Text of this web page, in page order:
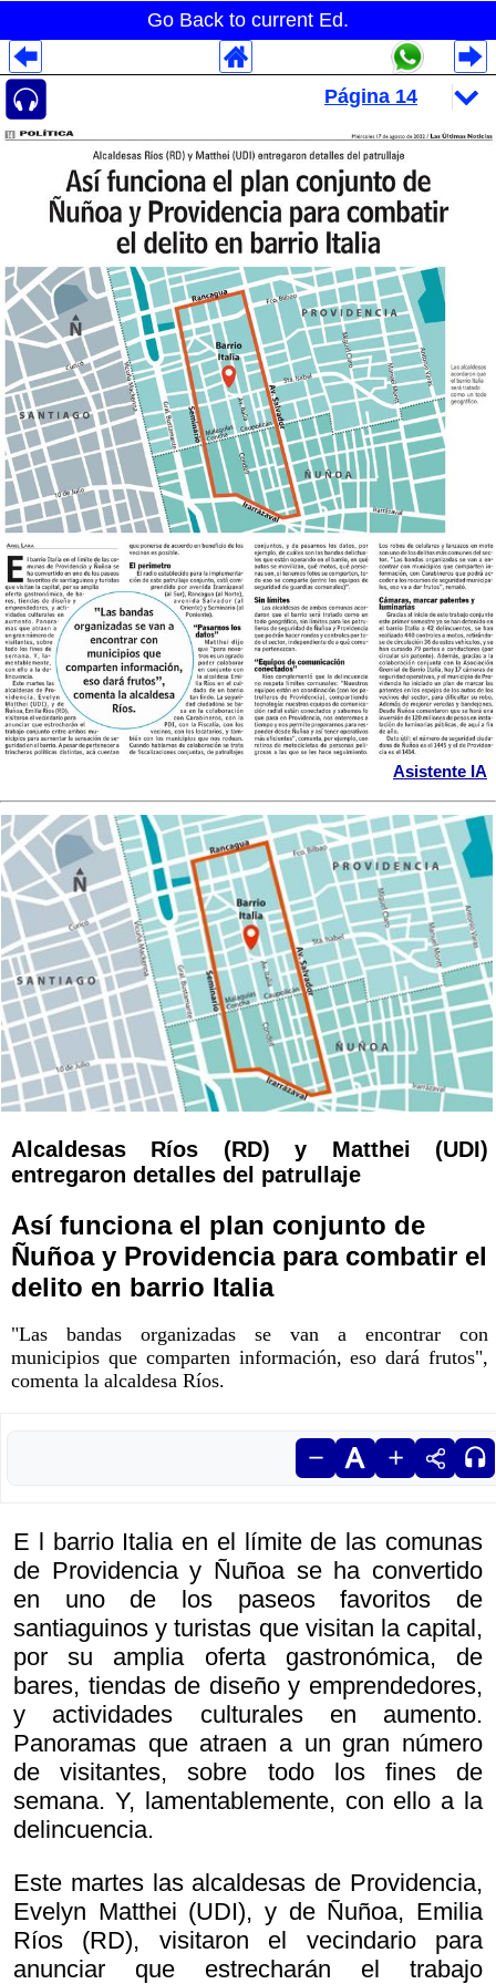
Go Back to current Ed.
Asistente IA
Alcaldesas Ríos (RD) y Matthei (UDI)
entregaron detalles del patrullaje
Así funciona el plan conjunto de
Ñuñoa y Providencia para combatir el
delito en barrio Italia
"Las bandas organizadas se van a encontrar con
municipios que comparten información, eso dará frutos",
comenta la alcaldesa Ríos.
E l barrio Italia en el límite de las comunas
de Providencia y Ñuñoa se ha convertido
en uno de los paseos favoritos de
santiaguinos y turistas que visitan la capital,
por su amplia oferta gastronómica, de
bares, tiendas de diseño y emprendedores,
y actividades culturales en aumento.
Panoramas que atraen a un gran número
de visitantes, sobre todo los fines de
semana. Y, lamentablemente, con ello a la
delincuencia.
Este martes las alcaldesas de Providencia,
Evelyn Matthei (UDI), y de Ñuñoa, Emilia
Ríos (RD), visitaron el vecindario para
anunciar que estrecharán el trabajo
Despliegues Analytics
Despliegues Totales
Despliegues por Rubros